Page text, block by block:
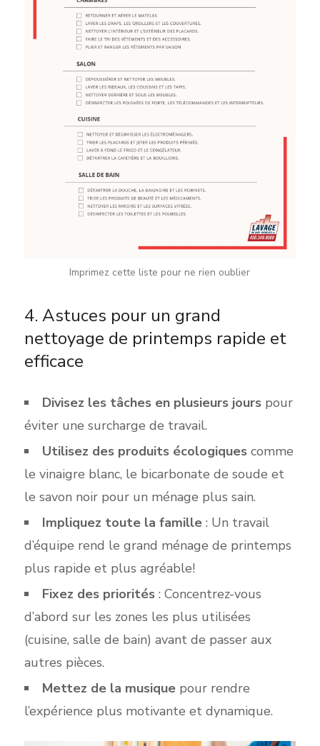
Imprimez cette liste pour ne rien oublier
4. Astuces pour un grand
nettoyage de printemps rapide et
efficace
Divisez les tâches en plusieurs jourspour
éviter une surcharge de travail.
Utilisez des produits écologiquescomme
le vinaigre blanc, le bicarbonate de soude et
le savon noir pour un ménage plus sain.
Impliquez toute la famille: Un travail
d’équipe rend le grand ménage de printemps
plus rapide et plus agréable!
Fixez des priorités: Concentrez-vous
d’abord sur les zones les plus utilisées
(cuisine, salle de bain) avant de passer aux
autres pièces.
Mettez de la musiquepour rendre
l’expérience plus motivante et dynamique.